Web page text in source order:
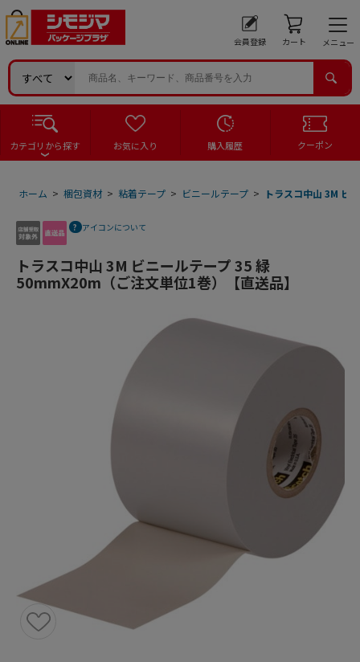
会員登録 カート メニュー
カテゴリから探す お気に入り 購入履歴 クーポン
ホーム > 梱包資材 > 粘着テープ > ビニールテープ > トラスコ中山 3M ビ
アイコンについて
トラスコ中山 3M ビニールテープ 35 緑
50mmX20m（ご注文単位1巻）【直送品】